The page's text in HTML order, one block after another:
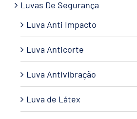
Luvas De Segurança
Luva Anti Impacto
Luva Anticorte
Luva Antivibração
Luva de Látex